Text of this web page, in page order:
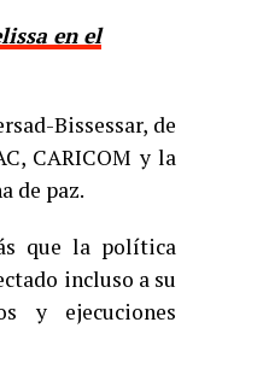
en el
Bissessar, de
CARICOM y la
de paz.
que la política
incluso a su
y ejecuciones